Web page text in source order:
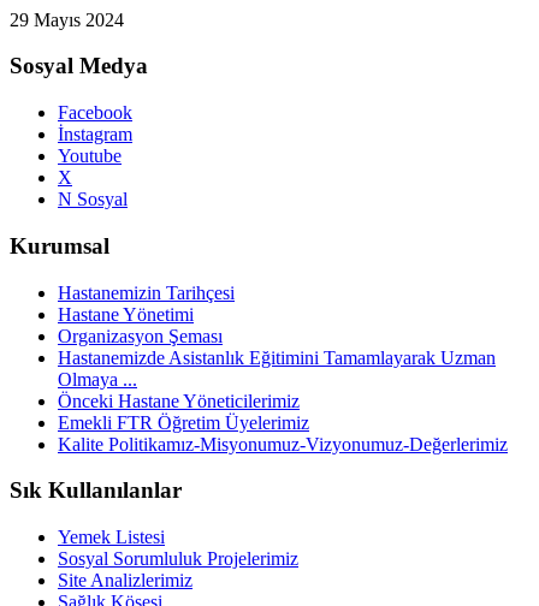
29 Mayıs 2024
Sosyal Medya
Facebook
İnstagram
Youtube
X
N Sosyal
Kurumsal
Hastanemizin Tarihçesi
Hastane Yönetimi
Organizasyon Şeması
Hastanemizde Asistanlık Eğitimini Tamamlayarak Uzman
Olmaya ...
Önceki Hastane Yöneticilerimiz
Emekli FTR Öğretim Üyelerimiz
Kalite Politikamız-Misyonumuz-Vizyonumuz-Değerlerimiz
Sık Kullanılanlar
Yemek Listesi
Sosyal Sorumluluk Projelerimiz
Site Analizlerimiz
Sağlık Köşesi